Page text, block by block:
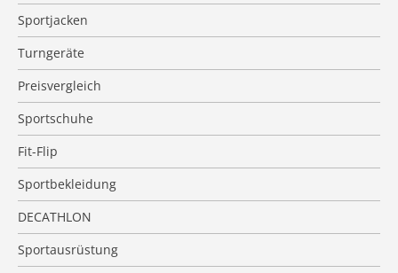
Sportjacken
Turngeräte
Preisvergleich
Sportschuhe
Fit-Flip
Sportbekleidung
DECATHLON
Sportausrüstung